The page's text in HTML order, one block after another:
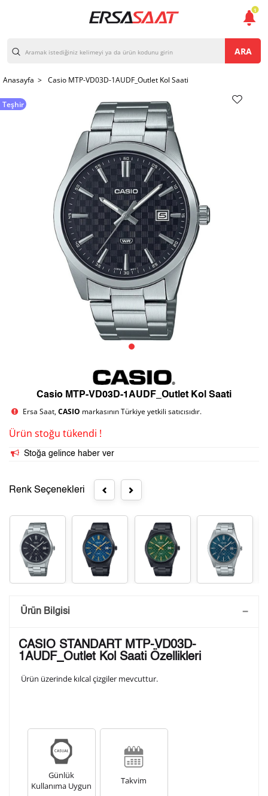
ARA
Anasayfa > Casio MTP-VD03D-1AUDF_Outlet Kol Saati
Teşhir
Casio MTP-VD03D-1AUDF_Outlet Kol Saati
Ersa Saat,CASIO markasının Türkiye yetkili satıcısıdır.
Ürün stoğu tükendi !
Stoğa gelince haber ver
Renk Seçenekleri
Saatini Kişiselleştir
arka kapağına gravür tekniği ile formda belirtmiş
olduğunuz şekilde işlenecektir.
2. Satır
3. Satır
Ürün Bilgisi
CASIO STANDART MTP-VD03D-
1AUDF_Outlet Kol Saati Özellikleri
Ürün üzerinde kılcal çizgiler mevcuttur.
Günlük
Kullanıma Uygun
Takvim
1